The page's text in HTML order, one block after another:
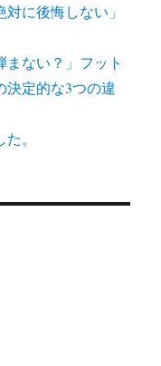
に後悔しない」
まない？」フット
決定的な3つの違
。